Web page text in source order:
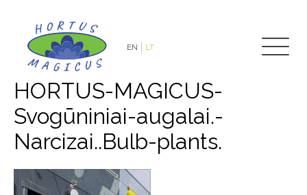
EN LT
HORTUS-MAGICUS-
Svogūniniai-augalai.-
Narcizai..Bulb-plants.